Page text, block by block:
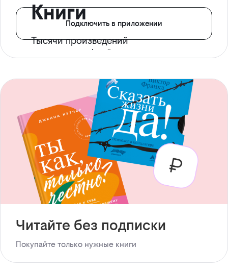
Книги
Тысячи произведений
с доступом офлайн
Подключить в приложении
Читайте без подписки
Покупайте только нужные книги